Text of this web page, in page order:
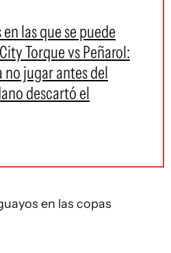
las que se puede
Torque vs Peñarol:
no jugar antes del
descartó el
en las copas